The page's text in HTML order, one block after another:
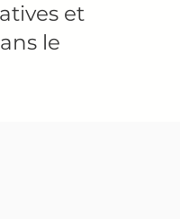
et
le